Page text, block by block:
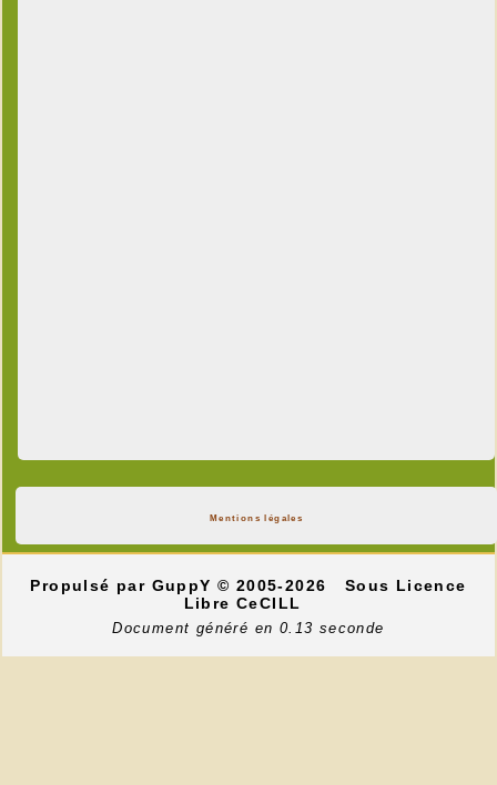
Mentions légales
Propulsé par GuppY© 2005-2026
Sous Licence
Libre CeCILL
Document généré en 0.13 seconde